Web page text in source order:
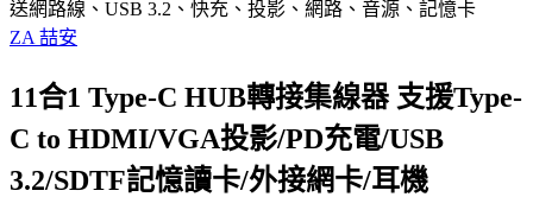
送網路線、USB 3.2、快充、投影、網路、音源、記憶卡
ZA 喆安
11合1 Type-C HUB轉接集線器 支援Type-
C to HDMI/VGA投影/PD充電/USB
3.2/SDTF記憶讀卡/外接網卡/耳機